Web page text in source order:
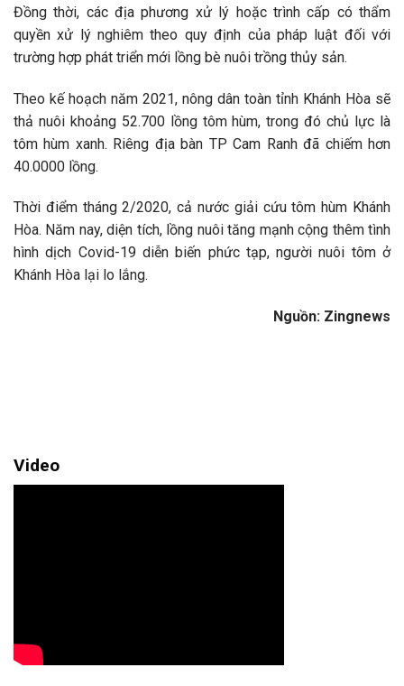
Đồng thời, các địa phương xử lý hoặc trình cấp có thẩm
quyền xử lý nghiêm theo quy định của pháp luật đối với
trường hợp phát triển mới lồng bè nuôi trồng thủy sản.
Theo kế hoạch năm 2021, nông dân toàn tỉnh Khánh Hòa sẽ
thả nuôi khoảng 52.700 lồng tôm hùm, trong đó chủ lực là
tôm hùm xanh. Riêng địa bàn TP Cam Ranh đã chiếm hơn
40.0000 lồng.
Thời điểm tháng 2/2020, cả nước giải cứu tôm hùm Khánh
Hòa. Năm nay, diện tích, lồng nuôi tăng mạnh cộng thêm tình
hình dịch Covid-19 diễn biến phức tạp, người nuôi tôm ở
Khánh Hòa lại lo lắng.
Nguồn: Zingnews
Video